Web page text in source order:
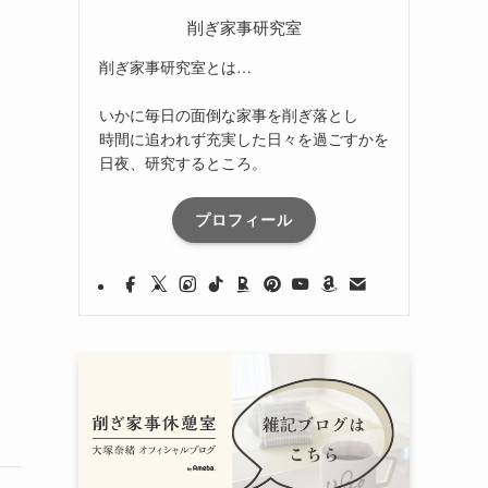
削ぎ家事研究室
削ぎ家事研究室とは…
いかに毎日の面倒な家事を削ぎ落とし
時間に追われず充実した日々を過ごすかを
日夜、研究するところ。
プロフィール